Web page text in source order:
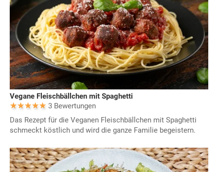
Vegane Fleischbällchen mit Spaghetti
3 Bewertungen
Das Rezept für die Veganen Fleischbällchen mit Spaghetti
schmeckt köstlich und wird die ganze Familie begeistern.